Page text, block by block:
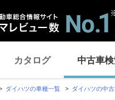
カタログ 中古車
ダイハツの車種一覧 ダイハツの中